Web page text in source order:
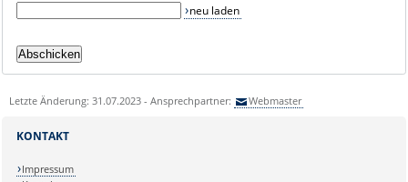
neu laden
Letzte Änderung: 31.07.2023 - Ansprechpartner: Webmaster
KONTAKT
Impressum